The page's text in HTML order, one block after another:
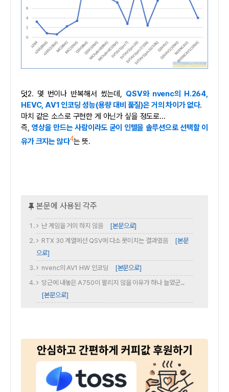
덧2. 몇 번이나 반복해서 썼는데, QSV와 nvenc의 H.264,
HEVC, AV1 인코딩 성능(용량 대비 품질)은 거의 차이가 없다.
마치 같은 소스로 구현한 게 아닌가 싶을 정도로...
즉,영상을 만드는 사람이라도 굳이 인텔을 솔루션으로 선택할 이
유가 크지는 않다4는 뜻.
난 게임을 거의 하지 않음
[본문으로]
RTX 30 계열에선 QSV에 다소 못미치는 결과였음
[본문
으로]
nvenc의 AV1 HW 인코딩
[본문으로]
당근에 내놓은 A750이 팔리지 않을 이유가 하나 늘었군...
[본문으로]